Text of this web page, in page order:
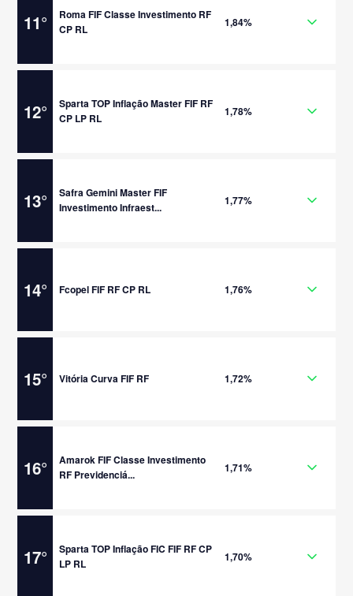
11°
Roma FIF Classe Investimento RF
CP RL
1,84%
12°
Sparta TOP Inflação Master FIF RF
CP LP RL
1,78%
13°
Safra Gemini Master FIF
Investimento Infraest...
1,77%
14° Fcopel FIF RF CP RL 1,76%
15° Vitória Curva FIF RF 1,72%
16°
Amarok FIF Classe Investimento
RF Previdenciá...
1,71%
17°
Sparta TOP Inflação FIC FIF RF CP
LP RL
1,70%